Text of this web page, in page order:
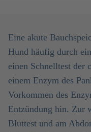
Eine akute
Hund häufig durch
einen Schnelltest der
einem Enzym des
Vorkommen des
Entzündung hin. Zur
Bluttest und am